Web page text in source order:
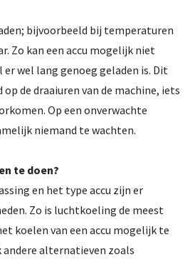
bijvoorbeeld bij temperaturen
Zo kan een accu mogelijk niet
wel lang genoeg geladen is. Dit
de draaiuren van de machine, iets
Op een onverwachte
niemand te wachten.
te doen?
en het type accu zijn er
Zo is luchtkoeling de meest
koelen van een accu mogelijk te
andere alternatieven zoals